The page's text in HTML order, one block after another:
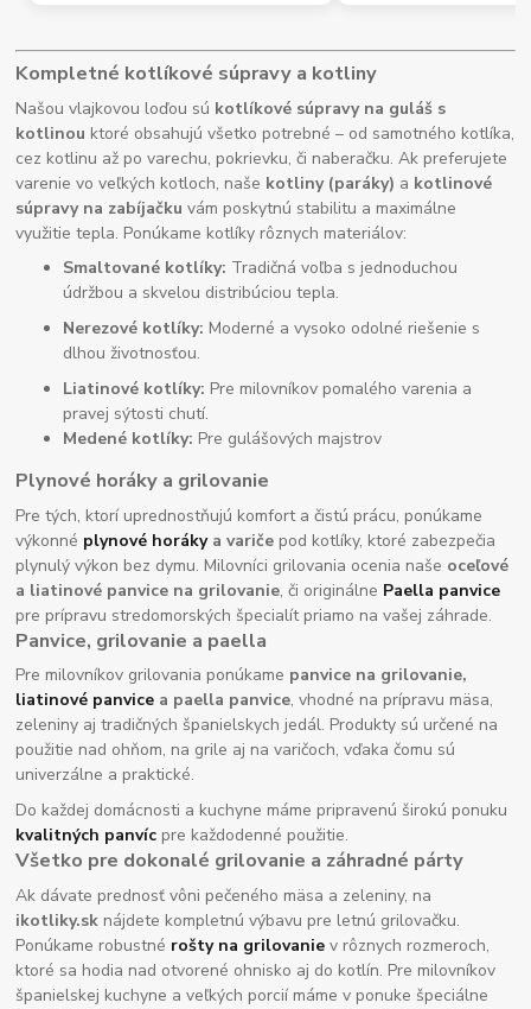
Kompletné kotlíkové súpravy a kotliny
Našou vlajkovou loďou sú kotlíkové súpravy na guláš s
kotlinou ktoré obsahujú všetko potrebné – od samotného kotlíka,
cez kotlinu až po varechu, pokrievku, či naberačku. Ak preferujete
varenie vo veľkých kotloch, naše kotliny (paráky) a kotlinové
súpravy na zabíjačku vám poskytnú stabilitu a maximálne
využitie tepla. Ponúkame kotlíky rôznych materiálov:
Smaltované kotlíky: Tradičná voľba s jednoduchou
údržbou a skvelou distribúciou tepla.
Nerezové kotlíky: Moderné a vysoko odolné riešenie s
dlhou životnosťou.
Liatinové kotlíky: Pre milovníkov pomalého varenia a
pravej sýtosti chutí.
Medené kotlíky: Pre gulášových majstrov
Plynové horáky a grilovanie
Pre tých, ktorí uprednostňujú komfort a čistú prácu, ponúkame
výkonné plynové horákya variče pod kotlíky, ktoré zabezpečia
plynulý výkon bez dymu. Milovníci grilovania ocenia naše oceľové
a liatinové panvice na grilovanie, či originálne Paella panvice
pre prípravu stredomorských špecialít priamo na vašej záhrade.
Panvice, grilovanie a paella
Pre milovníkov grilovania ponúkame panvice na grilovanie,
liatinové panvice a paella panvice, vhodné na prípravu mäsa,
zeleniny aj tradičných španielskych jedál. Produkty sú určené na
použitie nad ohňom, na grile aj na varičoch, vďaka čomu sú
univerzálne a praktické.
Do každej domácnosti a kuchyne máme pripravenú širokú ponuku
kvalitných panvíc pre každodenné použitie.
Všetko pre dokonalé grilovanie a záhradné párty
Ak dávate prednosť vôni pečeného mäsa a zeleniny, na
ikotliky.sk nájdete kompletnú výbavu pre letnú grilovačku.
Ponúkame robustné rošty na grilovanie v rôznych rozmeroch,
ktoré sa hodia nad otvorené ohnisko aj do kotlín. Pre milovníkov
španielskej kuchyne a veľkých porcií máme v ponuke špeciálne